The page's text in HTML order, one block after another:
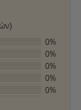
0%
0%
0%
0%
0%